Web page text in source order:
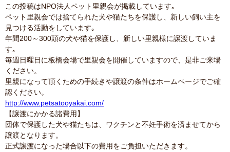
この投稿はNPO法人ペット里親会が掲載しています｡
ペット里親会では捨てられた犬や猫たちを保護し、新しい飼い主を
見つける活動をしています｡
年間200～300頭の犬や猫を保護し、新しい里親様に譲渡していま
す｡
毎週日曜日に板橋会場で里親会を開催していますので、是非ご来場
ください。
里親になって頂くための手続きや譲渡の条件はホームページでご確
認ください。
http://www.petsatooyakai.com/
【譲渡にかかる諸費用】
団体で保護した犬や猫たちは、ワクチンと不妊手術を済ませてから
譲渡となります。
正式譲渡になった場合以下の費用をご負担いただきます。